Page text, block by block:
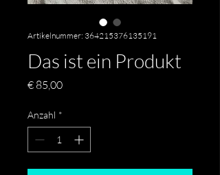
Artikelnummer: 364215376135191
Das ist ein Produkt
€ 85,00Preis
Anzahl *